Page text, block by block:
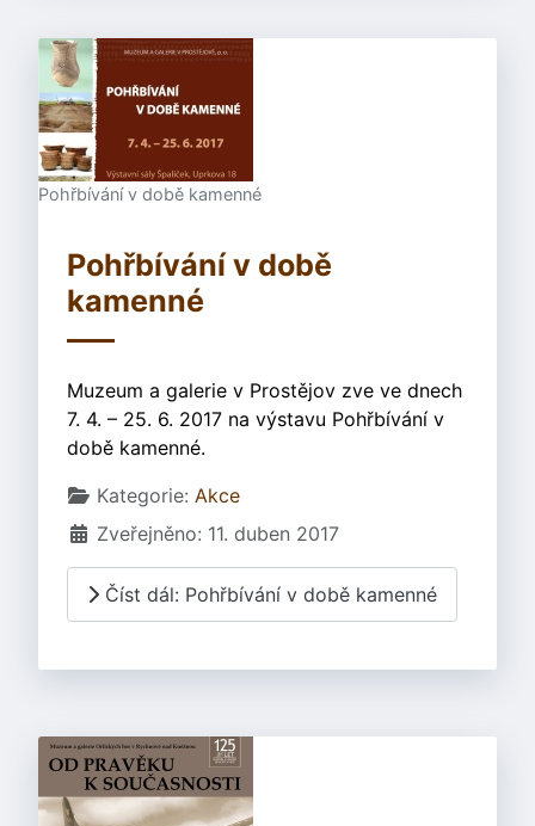
Pohřbívání v době kamenné
Pohřbívání v době
kamenné
Muzeum a galerie v Prostějov zve ve dnech
7. 4. – 25. 6. 2017 na výstavu Pohřbívání v
době kamenné.
Základní údaje
Kategorie: Akce
Zveřejněno: 11. duben 2017
Číst dál: Pohřbívání v době kamenné